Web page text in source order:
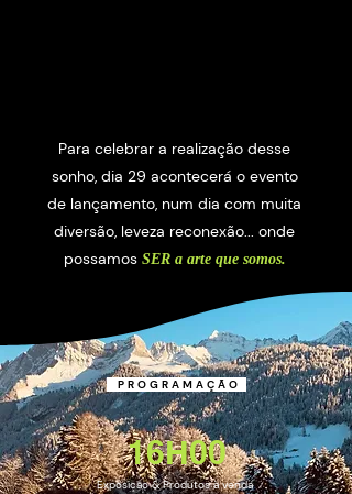
Para celebrar a realização desse
sonho, dia 29 acontecerá o evento
de lançamento, num dia com muita
diversão, leveza reconexão... onde
possamos SER a arte que somos.
PROGRAMAÇÃO
16H00
Exposição & Produtos à venda